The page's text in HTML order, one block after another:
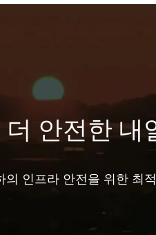
안전한 내
인프라 안전을 위한 최